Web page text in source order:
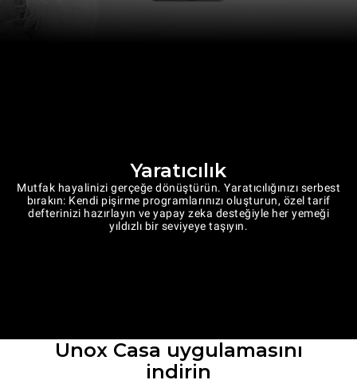
Yaratıcılık
Mutfak hayalinizi gerçeğe dönüştürün. Yaratıcılığınızı serbest
bırakın: Kendi pişirme programlarınızı oluşturun, özel tarif
defterinizi hazırlayın ve yapay zeka desteğiyle her yemeği
yıldızlı bir seviyeye taşıyın.
Unox Casa uygulamasını
indirin